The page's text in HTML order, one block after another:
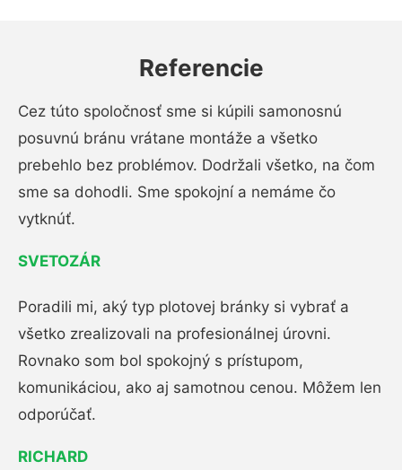
Referencie
Cez túto spoločnosť sme si kúpili samonosnú
posuvnú bránu vrátane montáže a všetko
prebehlo bez problémov. Dodržali všetko, na čom
sme sa dohodli. Sme spokojní a nemáme čo
vytknúť.
SVETOZÁR
Poradili mi, aký typ plotovej bránky si vybrať a
všetko zrealizovali na profesionálnej úrovni.
Rovnako som bol spokojný s prístupom,
komunikáciou, ako aj samotnou cenou. Môžem len
odporúčať.
RICHARD